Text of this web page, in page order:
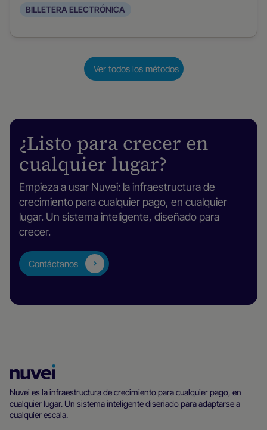
BILLETERA ELECTRÓNICA
Ver todos los métodos
¿Listo para crecer en
cualquier lugar?
Empieza a usar Nuvei: la infraestructura de
crecimiento para cualquier pago, en cualquier
lugar. Un sistema inteligente, diseñado para
crecer.
Contáctanos
principal
de
Nuvei
Nuvei es la infraestructura de crecimiento para cualquier pago, en
cualquier lugar. Un sistema inteligente diseñado para adaptarse a
cualquier escala.